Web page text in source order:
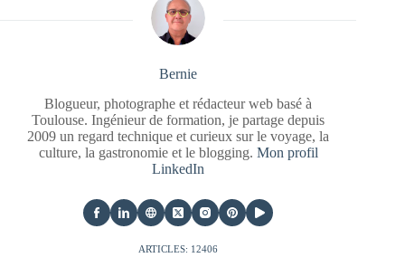
Bernie
Blogueur, photographe et rédacteur web basé à
Toulouse. Ingénieur de formation, je partage depuis
2009 un regard technique et curieux sur le voyage, la
culture, la gastronomie et le blogging. Mon profil
LinkedIn
ARTICLES: 12406